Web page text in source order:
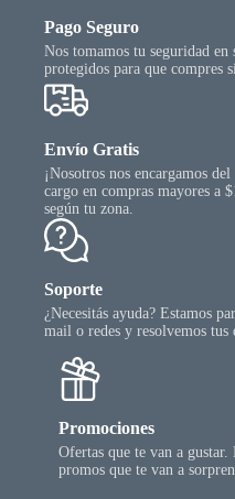
Pago Seguro
Nos tomamos tu seguridad en
protegidos para que compres
Envío Gratis
¡Nosotros nos encargamos
cargo en compras mayores a
según tu zona.
Soporte
¿Necesitás ayuda? Estamos
mail o redes y resolvemos tus
Promociones
Ofertas que te van a gustar.
promos que te van a